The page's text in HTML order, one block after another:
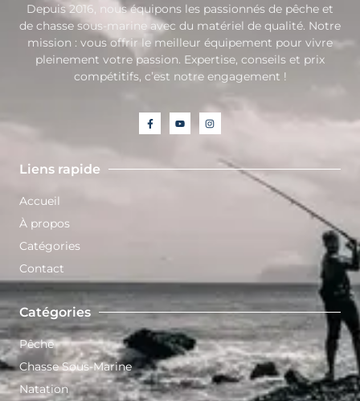
Depuis 2016, nous équipons les passionnés de pêche et
de chasse sous-marine avec du matériel de qualité. Notre
mission : vous offrir le meilleur équipement pour vivre
pleinement votre passion. Expertise, conseils et prix
compétitifs, c’est notre engagement !
Liens rapide
Accueil
À propos
Catégories
Contact
Catégories
Pêche
Chasse Sous-Marine
Natation